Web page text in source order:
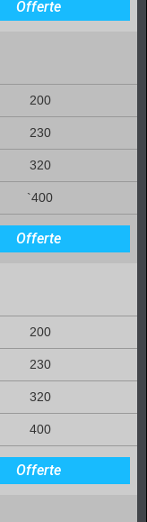
Offerte
200
230
320
`400
Offerte
200
230
320
400
Offerte